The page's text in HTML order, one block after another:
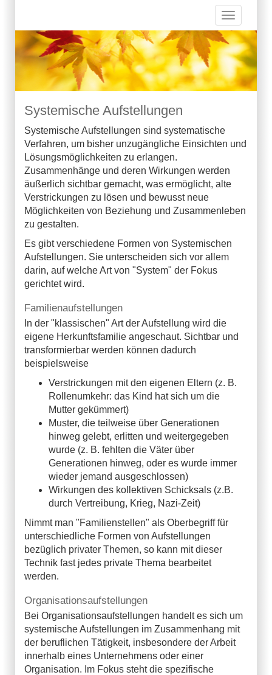
Toggle
navigation
Systemische Aufstellungen
Systemische Aufstellungen sind systematische
Verfahren, um bisher unzugängliche Einsichten und
Lösungsmöglichkeiten zu erlangen.
Zusammenhänge und deren Wirkungen werden
äußerlich sichtbar gemacht, was ermöglicht, alte
Verstrickungen zu lösen und bewusst neue
Möglichkeiten von Beziehung und Zusammenleben
zu gestalten.
Es gibt verschiedene Formen von Systemischen
Aufstellungen. Sie unterscheiden sich vor allem
darin, auf welche Art von "System" der Fokus
gerichtet wird.
Familienaufstellungen
In der "klassischen" Art der Aufstellung wird die
eigene Herkunftsfamilie angeschaut. Sichtbar und
transformierbar werden können dadurch
beispielsweise
Verstrickungen mit den eigenen Eltern (z. B.
Rollenumkehr: das Kind hat sich um die
Mutter gekümmert)
Muster, die teilweise über Generationen
hinweg gelebt, erlitten und weitergegeben
wurde (z. B. fehlten die Väter über
Generationen hinweg, oder es wurde immer
wieder jemand ausgeschlossen)
Wirkungen des kollektiven Schicksals (z.B.
durch Vertreibung, Krieg, Nazi-Zeit)
Nimmt man "Familienstellen" als Oberbegriff für
unterschiedliche Formen von Aufstellungen
bezüglich privater Themen, so kann mit dieser
Technik fast jedes private Thema bearbeitet
werden.
Organisationsaufstellungen
Bei Organisationsaufstellungen handelt es sich um
systemische Aufstellungen im Zusammenhang mit
der beruflichen Tätigkeit, insbesondere der Arbeit
innerhalb eines Unternehmens oder einer
Organisation. Im Fokus steht die spezifische